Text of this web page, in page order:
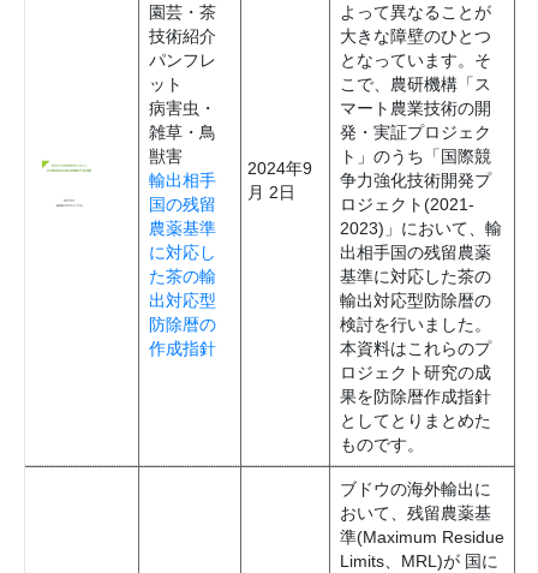
園芸・茶
技術紹介
パンフレ
ット
病害虫・
雑草・鳥
獣害
輸出相手
国の残留
農薬基準
に対応し
た茶の輸
出対応型
防除暦の
作成指針
2024年9
月 2日
よって異なることが
大きな障壁のひとつ
となっています。そ
こで、農研機構「ス
マート農業技術の開
発・実証プロジェク
ト」のうち「国際競
争力強化技術開発プ
ロジェクト(2021-
2023)」において、輸
出相手国の残留農薬
基準に対応した茶の
輸出対応型防除暦の
検討を行いました。
本資料はこれらのプ
ロジェクト研究の成
果を防除暦作成指針
としてとりまとめた
ものです。
ブドウの海外輸出に
おいて、残留農薬基
準(Maximum Residue
Limits、MRL)が 国に